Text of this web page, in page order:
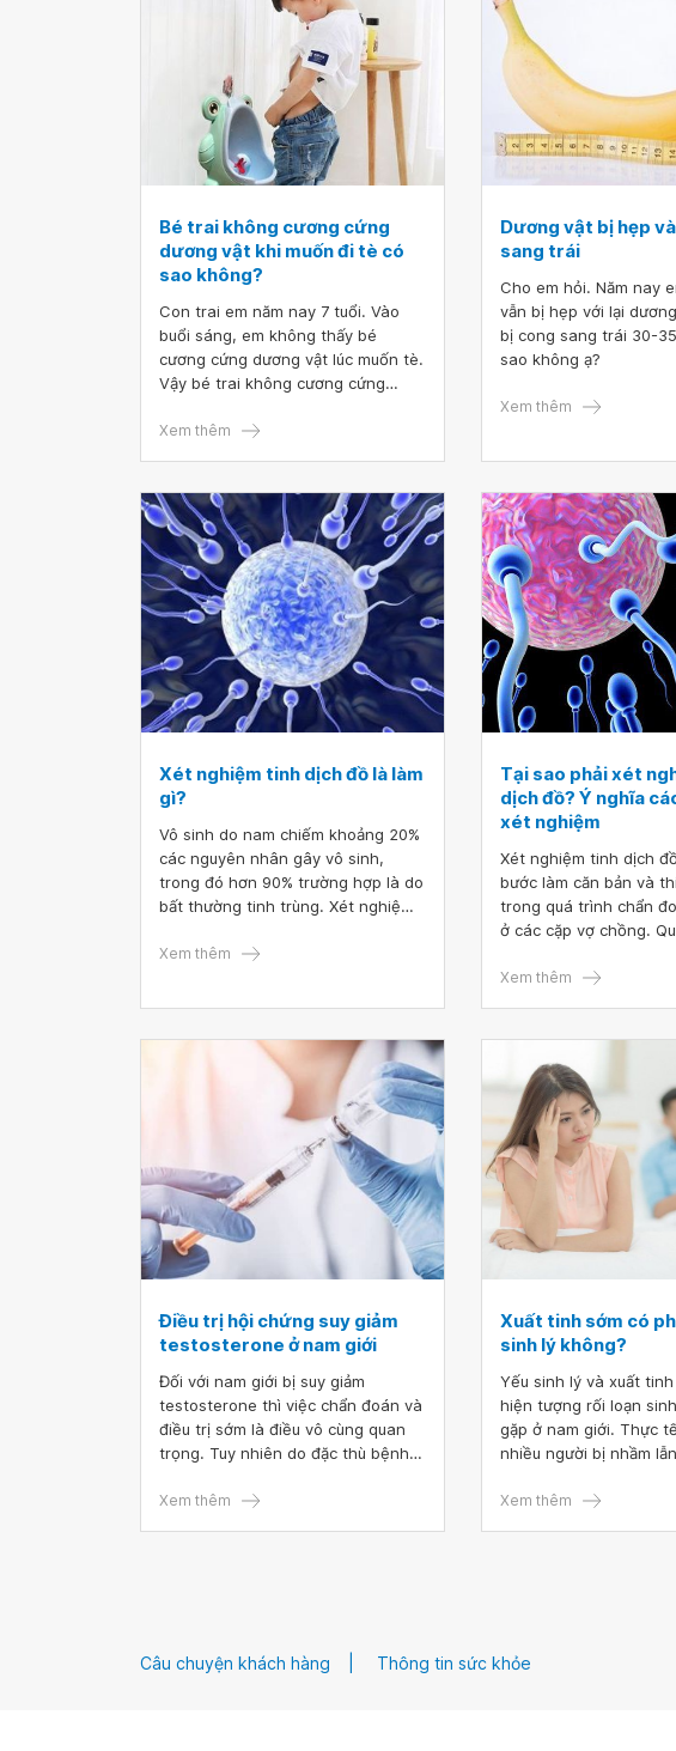
Bé trai không cương cứng
dương vật khi muốn đi tè có
sao không?
Con trai em năm nay 7 tuổi. Vào
buổi sáng, em không thấy bé
cương cứng dương vật lúc muốn tè.
Vậy bé trai không cương cứng
không ạ
Xem thêm
Dương vật bị hẹp
sang trái
Cho em hỏi. Năm nay
vẫn bị hẹp với lại
bị cong sang trái 30-
sao không ạ?
Xem thêm
Xét nghiệm tinh dịch đồ là làm
gì?
Vô sinh do nam chiếm khoảng 20%
các nguyên nhân gây vô sinh,
trong đó hơn 90% trường hợp là do
bất thường tinh trùng. Xét nghiệm
giá tình trạng tinh trùng để từ đó
Xem thêm
Tại sao phải xét
dịch đồ? Ý nghĩa
xét nghiệm
Xét nghiệm tinh dịch
bước làm căn bản và
trong quá trình chẩn
ở các cặp vợ chồng.
phản ánh tình trạng
Xem thêm
Điều trị hội chứng suy giảm
testosterone ở nam giới
Đối với nam giới bị suy giảm
testosterone thì việc chẩn đoán và
điều trị sớm là điều vô cùng quan
trọng. Tuy nhiên do đặc thù bệnh lý
tránh, không chịu đi khám và điều
Xem thêm
Xuất tinh sớm có
sinh lý không?
Yếu sinh lý và xuất
hiện tượng rối loạn
gặp ở nam giới. Thực
nhiều người bị nhầm
việc điều trị thất bại và
Xem thêm
Câu chuyện khách hàng Thông tin sức khỏe